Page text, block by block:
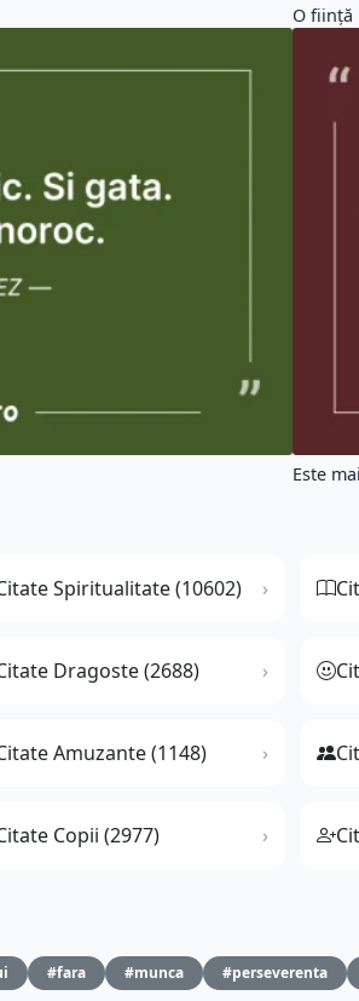
O ființă
Este
Spiritualitate (10602)
Dragoste (2688)
Amuzante (1148)
Copii (2977)
#fara #munca #perseverenta